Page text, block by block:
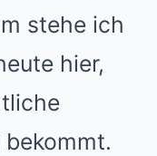
stehe ich
hier,